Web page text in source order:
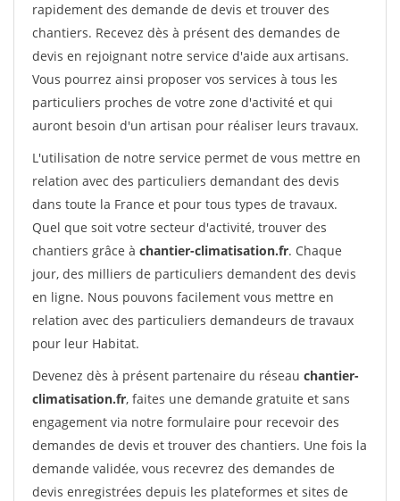
rapidement des demande de devis et trouver des
chantiers. Recevez dès à présent des demandes de
devis en rejoignant notre service d'aide aux artisans.
Vous pourrez ainsi proposer vos services à tous les
particuliers proches de votre zone d'activité et qui
auront besoin d'un artisan pour réaliser leurs travaux.
L'utilisation de notre service permet de vous mettre en
relation avec des particuliers demandant des devis
dans toute la France et pour tous types de travaux.
Quel que soit votre secteur d'activité, trouver des
chantiers grâce à chantier-climatisation.fr. Chaque
jour, des milliers de particuliers demandent des devis
en ligne. Nous pouvons facilement vous mettre en
relation avec des particuliers demandeurs de travaux
pour leur Habitat.
Devenez dès à présent partenaire du réseau chantier-
climatisation.fr, faites une demande gratuite et sans
engagement via notre formulaire pour recevoir des
demandes de devis et trouver des chantiers. Une fois la
demande validée, vous recevrez des demandes de
devis enregistrées depuis les plateformes et sites de